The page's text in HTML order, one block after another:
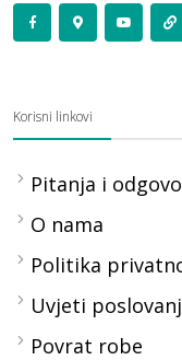
Korisni linkovi
Pitanja i
O nama
Politika
Uvjeti
Povrat robe